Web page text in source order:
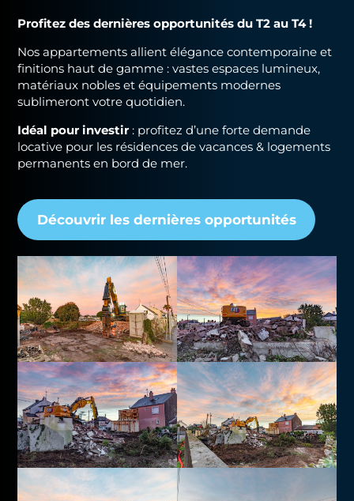
Profitez des dernières opportunités du T2 au T4 !
Nos appartements allient élégance contemporaine et
finitions haut de gamme : vastes espaces lumineux,
matériaux nobles et équipements modernes
sublimeront votre quotidien.
Idéal pour investir : profitez d’une forte demande
locative pour les résidences de vacances & logements
permanents en bord de mer.
Découvrir les dernières opportunités